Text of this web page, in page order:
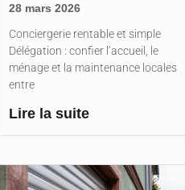
28 mars 2026
Conciergerie rentable et simple
Délégation : confier l’accueil, le
ménage et la maintenance locales
entre
Lire la suite